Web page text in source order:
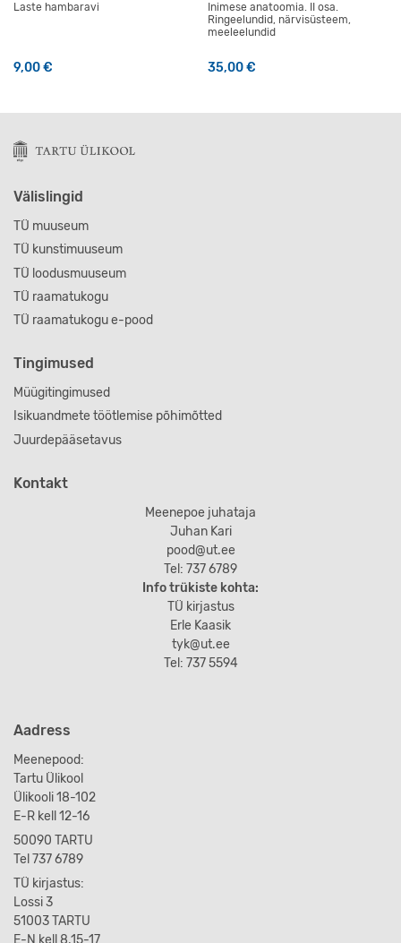
Laste hambaravi
9,00€
Inimese anatoomia. II osa.
Ringeelundid, närvisüsteem,
meeleelundid
35,00€
Välislingid
TÜ muuseum
TÜ kunstimuuseum
TÜ loodusmuuseum
TÜ raamatukogu
TÜ raamatukogu e-pood
Tingimused
Müügitingimused
Isikuandmete töötlemise põhimõtted
Juurdepääsetavus
Kontakt
Meenepoe juhataja
Juhan Kari
pood@ut.ee
Tel: 737 6789
Info trükiste kohta:
TÜ kirjastus
Erle Kaasik
tyk@ut.ee
Tel: 737 5594
Aadress
Meenepood:
Tartu Ülikool
Ülikooli 18-102
E-R kell 12-16
50090 TARTU
Tel 737 6789
TÜ kirjastus:
Lossi 3
51003 TARTU
E-N kell 8.15-17